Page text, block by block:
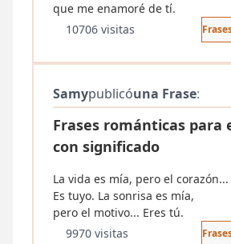
que me enamoré de tí.
10706 visitas
Samypublicóuna Frase:
Frases románticas para
con significado
La vida es mía, pero el corazón...
Es tuyo. La sonrisa es mía,
pero el motivo... Eres tú.
9970 visitas